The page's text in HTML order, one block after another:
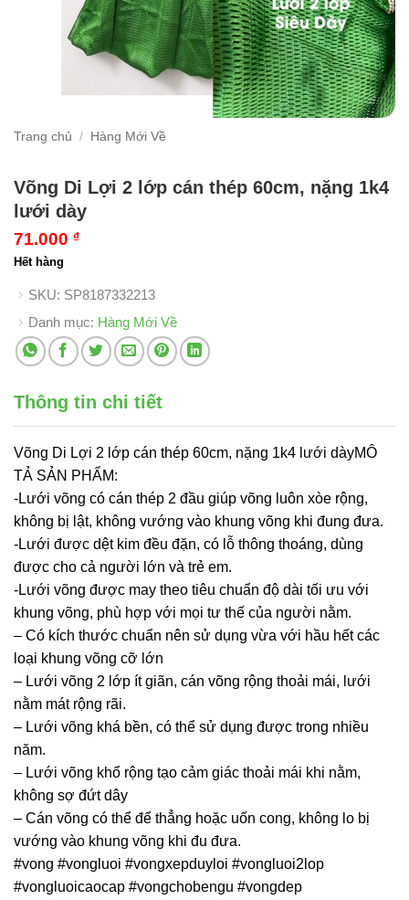
Trang chủ / Hàng Mới Về
Võng Di Lợi 2 lớp cán thép 60cm, nặng 1k4
lưới dày
71.000 ₫
Hết hàng
SKU: SP8187332213
Danh mục: Hàng Mới Về
Thông tin chi tiết
Võng Di Lợi 2 lớp cán thép 60cm, nặng 1k4 lưới dàyMÔ
TẢ SẢN PHẨM:
-Lưới võng có cán thép 2 đầu giúp võng luôn xòe rộng,
không bị lật, không vướng vào khung võng khi đung đưa.
-Lưới được dệt kim đều đặn, có lỗ thông thoáng, dùng
được cho cả người lớn và trẻ em.
-Lưới võng được may theo tiêu chuẩn độ dài tối ưu với
khung võng, phù hợp với mọi tư thế của người nằm.
– Có kích thước chuẩn nên sử dụng vừa với hầu hết các
loại khung võng cỡ lớn
– Lưới võng 2 lớp ít giãn, cán võng rộng thoải mái, lưới
nằm mát rộng rãi.
– Lưới võng khá bền, có thể sử dụng được trong nhiều
năm.
– Lưới võng khổ rộng tạo cảm giác thoải mái khi nằm,
không sợ đứt dây
– Cán võng có thể để thẳng hoặc uốn cong, không lo bị
vướng vào khung võng khi đu đưa.
#vong #vongluoi #vongxepduyloi #vongluoi2lop
#vongluoicaocap #vongchobengu #vongdep